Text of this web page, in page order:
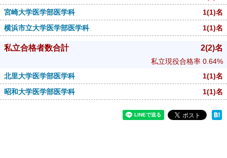
宮崎大学医学部医学科
1(1)名
横浜市立大学医学部医学科
1(1)名
私立合格者数合計 2(2)名
私立現役合格率 0.64%
北里大学医学部医学科
1(1)名
昭和大学医学部医学科
1(1)名